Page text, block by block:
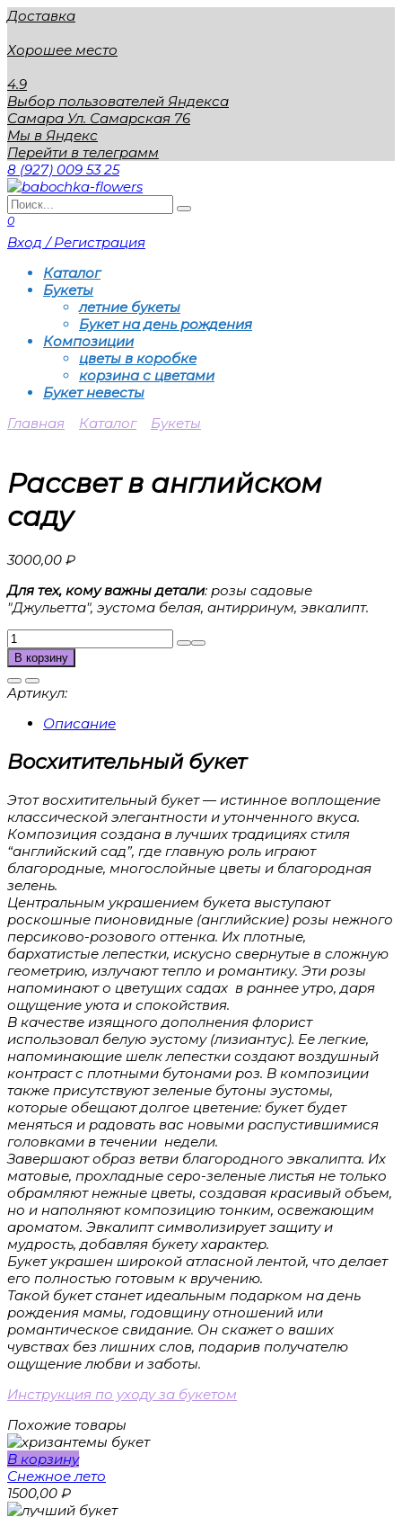
Перейти
содержанию
Доставка
Хорошее место
4.9
Выбор пользователей Яндекса
Самара Ул. Самарская 76
Мы в Яндекс
Перейти в телеграмм
8 (927) 009 53 25
Search
for:
0
Вход / Регистрация
Каталог
Букеты
летние букеты
Букет на день рождения
Композиции
цветы в коробке
корзина с цветами
Букет невесты
Главная
Каталог Букеты
Рассвет в английском
саду
3000,00 ₽
Для тех, кому важны детали: розы садовые
"Джульетта", эустома белая, антирринум, эвкалипт.
Количество
товара
Рассвет
в
английском
саду
В корзину
Артикул:
Описание
Восхитительный букет
Этот восхитительный букет — истинное воплощение
классической элегантности и утонченного вкуса.
Композиция создана в лучших традициях стиля
“английский сад”, где главную роль играют
благородные, многослойные цветы и благородная
зелень.
Центральным украшением букета выступают
роскошные пионовидные (английские) розы нежного
персиково-розового оттенка. Их плотные,
бархатистые лепестки, искусно свернутые в сложную
геометрию, излучают тепло и романтику. Эти розы
напоминают о цветущих садах в раннее утро, даря
ощущение уюта и спокойствия.
В качестве изящного дополнения флорист
использовал белую эустому (лизиантус). Ее легкие,
напоминающие шелк лепестки создают воздушный
контраст с плотными бутонами роз. В композиции
также присутствуют зеленые бутоны эустомы,
которые обещают долгое цветение: букет будет
меняться и радовать вас новыми распустившимися
головками в течении недели.
Завершают образ ветви благородного эвкалипта. Их
матовые, прохладные серо-зеленые листья не только
обрамляют нежные цветы, создавая красивый объем,
но и наполняют композицию тонким, освежающим
ароматом. Эвкалипт символизирует защиту и
мудрость, добавляя букету характер.
Букет украшен широкой атласной лентой, что делает
его полностью готовым к вручению.
Такой букет станет идеальным подарком на день
рождения мамы, годовщину отношений или
романтическое свидание. Он скажет о ваших
чувствах без лишних слов, подарив получателю
ощущение любви и заботы.
Инструкция по уходу за букетом
Похожие товары
В корзину
Снежное лето
1500,00 ₽